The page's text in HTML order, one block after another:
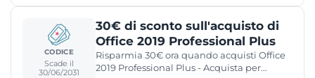
CODICE
Scade il
30/06/2031
30€ di sconto sull'acquisto di
Office 2019 Professional Plus
Risparmia 30€ ora quando acquisti Office
2019 Professional Plus - Acquista per